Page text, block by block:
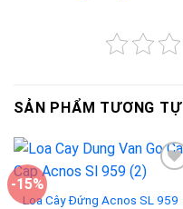
SẢN PHẨM TƯƠNG TỰ
-15%
Loa Cây Đứng Acnos SL 959